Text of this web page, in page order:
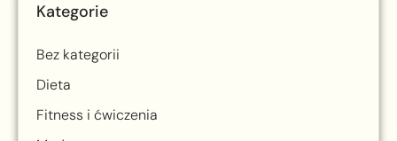
Kategorie
Bez kategorii
Dieta
Fitness i ćwiczenia